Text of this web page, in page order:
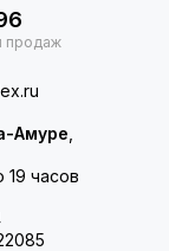
Амуре
19 часов